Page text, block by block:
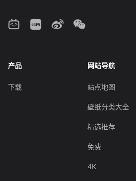
产品
下载
网站导航
站点地图
壁纸分类大全
精选推荐
免费
4K